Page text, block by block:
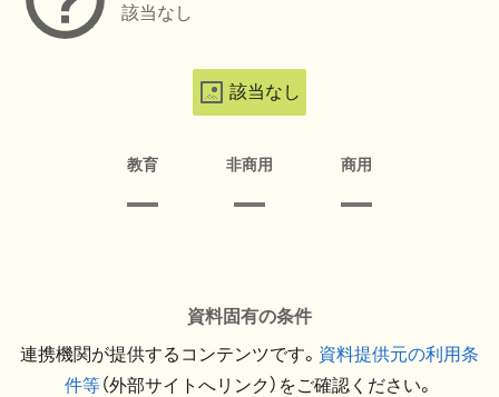
該当なし
該当なし
教育 非商用 商用
資料固有の条件
連携機関が提供するコンテンツです。 資料提供元の利用条
件等（外部サイトへリンク）をご確認ください。